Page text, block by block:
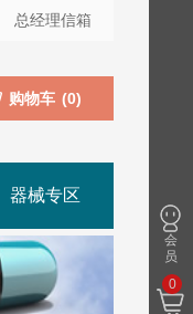
总经理信箱
购物车 (0)
器械专区
会
员
0